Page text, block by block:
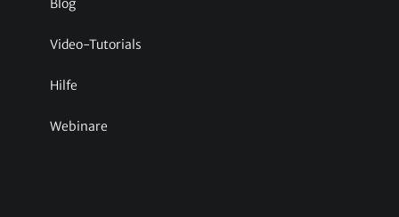
Blog
Video-Tutorials
Hilfe
Webinare